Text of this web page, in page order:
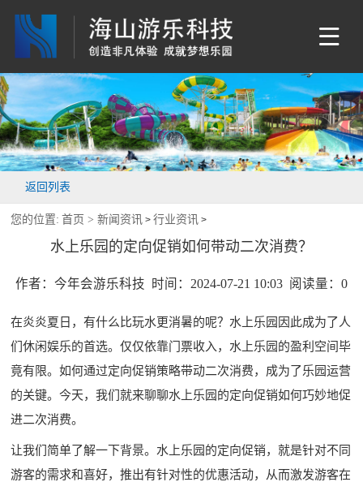
返回列表
您的位置: 首页 >新闻资讯 >行业资讯 >
水上乐园的定向促销如何带动二次消费？
作者：今年会游乐科技 时间：2024-07-21 10:03 阅读量： 0
在炎炎夏日，有什么比玩水更消暑的呢？水上乐园因此成为了人
们休闲娱乐的首选。仅仅依靠门票收入，水上乐园的盈利空间毕
竟有限。如何通过定向促销策略带动二次消费，成为了乐园运营
的关键。今天，我们就来聊聊水上乐园的定向促销如何巧妙地促
进二次消费。
让我们简单了解一下背景。水上乐园的定向促销，就是针对不同
游客的需求和喜好，推出有针对性的优惠活动，从而激发游客在